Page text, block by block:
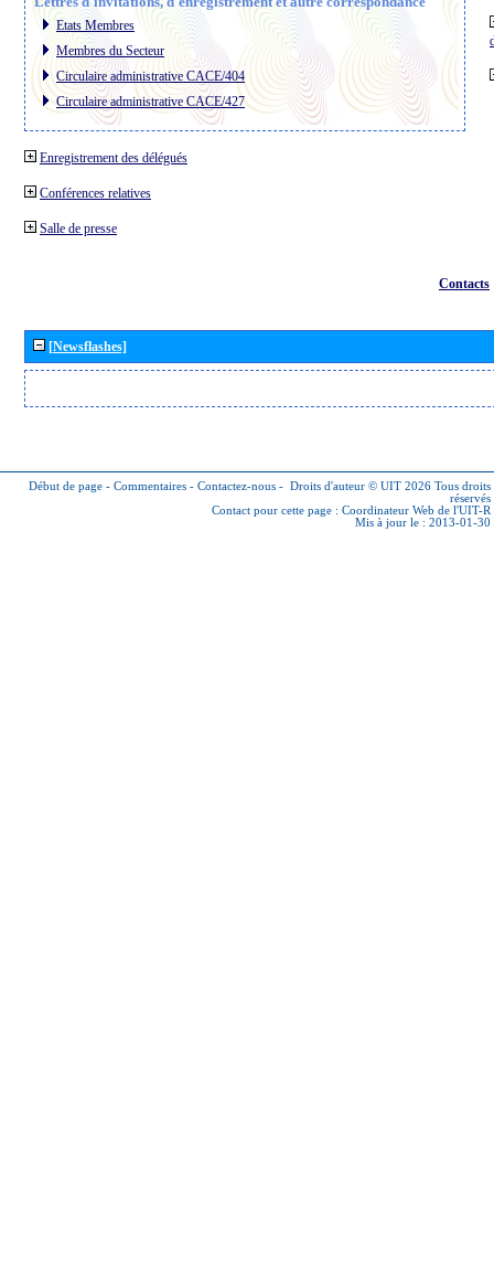
Etats Membres
Membres du Secteur
Circulaire administrative CACE/404
Circulaire administrative CACE/427
Enregistrement des délégués
Conférences relatives
Salle de presse
Contacts
[Newsflashes]
Début de page - Commentaires - Contactez-nous - Droits d'auteur © UIT 2026 Tous droits
réservés
Contact pour cette page : Coordinateur Web de l'UIT-R
Mis à jour le : 2013-01-30